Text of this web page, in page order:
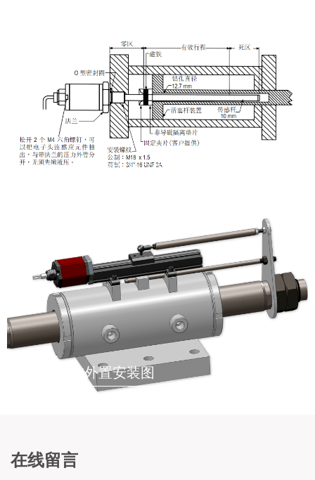
液压油缸内置安装示意图
液压油缸外置安装图
在线留言